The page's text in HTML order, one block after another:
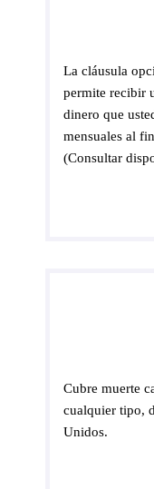
La cláusula
permite recibir
dinero que
mensuales al
(Consultar
Cubre muerte
cualquier tipo,
Unidos.